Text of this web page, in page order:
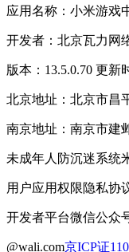
应用名称：小米游戏
开发者：北京瓦力网
版本：13.5.0.70 更新
北京地址：北京市昌
南京地址：南京市建
未成年人防沉迷系统
用户应用权限隐私协
开发者平台微信公众
@wali.com京ICP证